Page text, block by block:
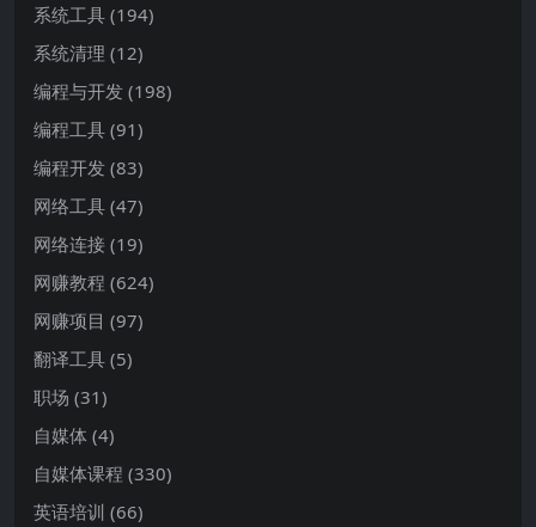
系统工具 (194)
系统清理 (12)
编程与开发 (198)
编程工具 (91)
编程开发 (83)
网络工具 (47)
网络连接 (19)
网赚教程 (624)
网赚项目 (97)
翻译工具 (5)
职场 (31)
自媒体 (4)
自媒体课程 (330)
英语培训 (66)